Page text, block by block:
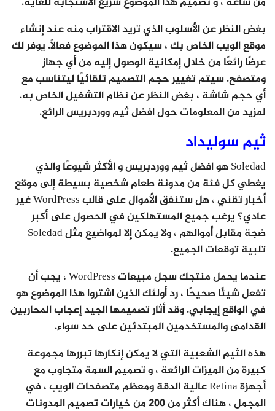
بغض النظر عن الأسلوب الذي تريد الاقتراب منه عند إنشاء
موقع الويب الخاص بك ، سيكون هذا الموضوع فعالاً. يوفر لك
عرضًا رائعًا من خلال إمكانية الوصول إليه من أي جهاز
ومتصفح. سيتم تغيير حجم التصميم تلقائيًا ليتناسب مع
أي حجم شاشة ، بغض النظر عن نظام التشغيل الخاص به.
لمزيد من المعلومات حول افضل ثيم ووردبريس الرائع.
ثيم سوليداد
Soledad هو افضل ثيم ووردبريس و الأكثر شيوعًا والذي
يغطي كل فئة من مدونة طعام شخصية بسيطة إلى موقع
أخبار تقني ، هل ستنفق الأموال على قالب WordPress غير
عادي؟ يرغب جميع المستهلكين في الحصول على أكبر
ضجة مقابل أموالهم ، ولا يمكن إلا لمواضيع مثل Soledad
تلبية توقعات الجميع.
عندما يحمل منتجك سجل مبيعات WordPress ، يجب أن
تفعل شيئًا صحيحًا ، رد أولئك الذين اشتروا هذا الموضوع هو
في الواقع إيجابي. وقد أثار تصميمها الجيد إعجاب المحاربين
القدامى والمستخدمين المبتدئين على حد سواء.
هذه الثيم الشعبية التي لا يمكن إنكارها تبررها مجموعة
كبيرة من الميزات الرائعة ، و تصميم السمة متجاوب مع
أجهزة Retina عالية الدقة ومعظم متصفحات الويب ، في
المجمل ، هناك أكثر من 200 من خيارات تصميم المدونات